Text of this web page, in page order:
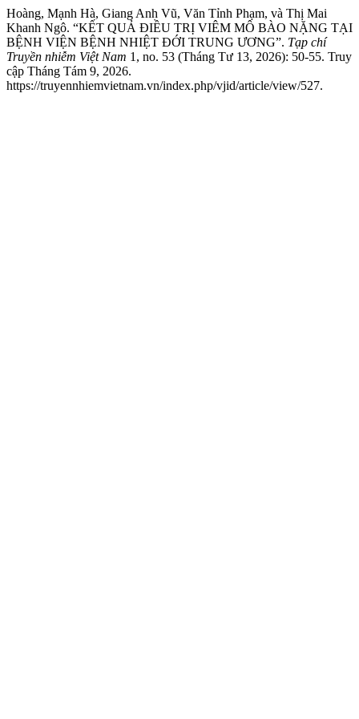
Hoàng, Mạnh Hà, Giang Anh Vũ, Văn Tỉnh Phạm, và Thị Mai
Khanh Ngô. “KẾT QUẢ ĐIỀU TRỊ VIÊM MÔ BÀO NẶNG TẠI
BỆNH VIỆN BỆNH NHIỆT ĐỚI TRUNG ƯƠNG”. Tạp chí
Truyền nhiễm Việt Nam 1, no. 53 (Tháng Tư 13, 2026): 50-55. Truy
cập Tháng Tám 9, 2026.
https://truyennhiemvietnam.vn/index.php/vjid/article/view/527.